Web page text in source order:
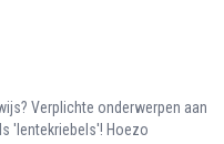
Verplichte onderwerpen aan
'lentekriebels'! Hoezo